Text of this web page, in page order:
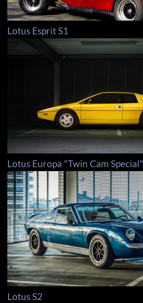
Lotus Esprit S1
Lotus Europa "Twin Cam Special"
Lotus S2